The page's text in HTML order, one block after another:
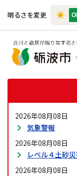
明るさを変更
2026年08月08日
気象警報
2026年08月08日
レベル４土砂
2026年08月08日